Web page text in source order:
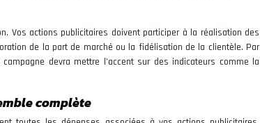
Vos actions publicitaires doivent participer à la réalisation des
de la part de marché ou la fidélisation de la clientèle. Par
devra mettre l’accent sur des indicateurs comme la
complète